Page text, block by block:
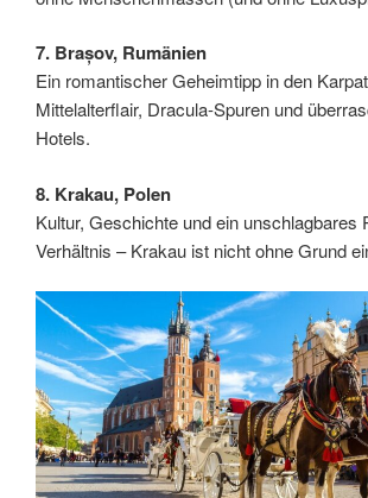
7. Brașov, Rumänien
Ein romantischer Geheimtipp in den
Mittelalterflair, Dracula-Spuren und
Hotels.
8. Krakau, Polen
Kultur, Geschichte und ein unschlagbares
Verhältnis – Krakau ist nicht ohne Grund